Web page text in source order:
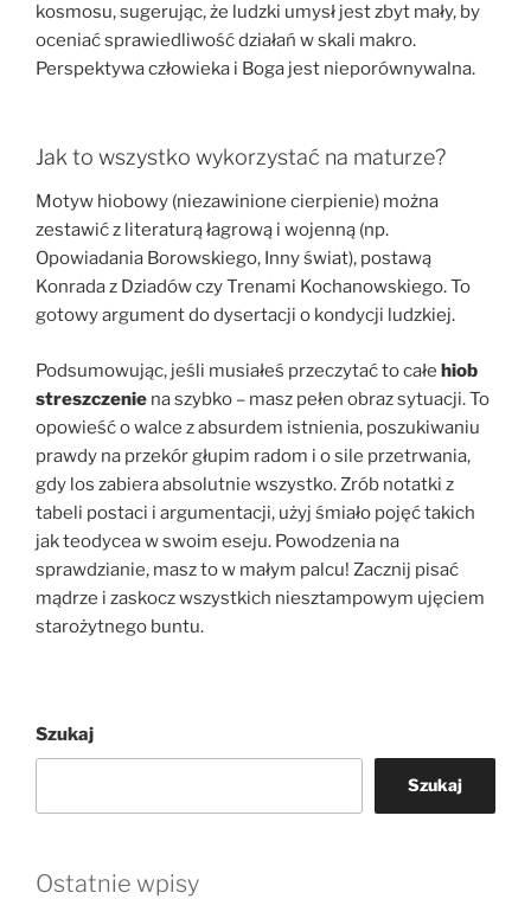
kosmosu, sugerując, że ludzki umysł jest zbyt mały, by
oceniać sprawiedliwość działań w skali makro.
Perspektywa człowieka i Boga jest nieporównywalna.
Jak to wszystko wykorzystać na maturze?
Motyw hiobowy (niezawinione cierpienie) można
zestawić z literaturą łagrową i wojenną (np.
Opowiadania Borowskiego, Inny świat), postawą
Konrada z Dziadów czy Trenami Kochanowskiego. To
gotowy argument do dysertacji o kondycji ludzkiej.
Podsumowując, jeśli musiałeś przeczytać to całe hiob
streszczenie na szybko – masz pełen obraz sytuacji. To
opowieść o walce z absurdem istnienia, poszukiwaniu
prawdy na przekór głupim radom i o sile przetrwania,
gdy los zabiera absolutnie wszystko. Zrób notatki z
tabeli postaci i argumentacji, użyj śmiało pojęć takich
jak teodycea w swoim eseju. Powodzenia na
sprawdzianie, masz to w małym palcu! Zacznij pisać
mądrze i zaskocz wszystkich niesztampowym ujęciem
starożytnego buntu.
Szukaj
Szukaj
Ostatnie wpisy